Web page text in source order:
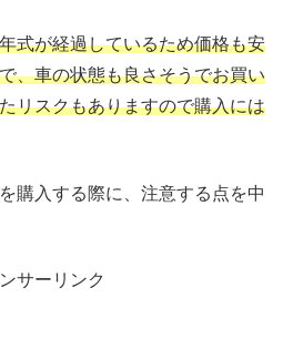
式が経過しているため価格も安
、車の状態も良さそうでお買い
リスクもありますので購入には
購入する際に、注意する点を中
サーリンク